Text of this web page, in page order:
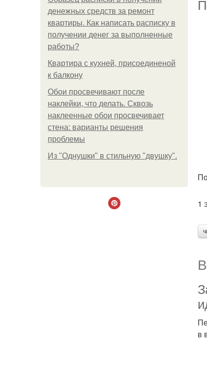
денежных средств за ремонт
квартиры. Как написать расписку в
получении денег за выполненные
работы?
Квартира с кухней, присоединеной
к балкону
Обои просвечивают после
наклейки, что делать. Сквозь
наклеенные обои просвечивает
стена: варианты решения
проблемы
Из "Однушки" в стильную "двушку".
1
в